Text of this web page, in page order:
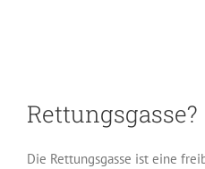
Rettungsgasse?
Die Rettungsgasse ist eine